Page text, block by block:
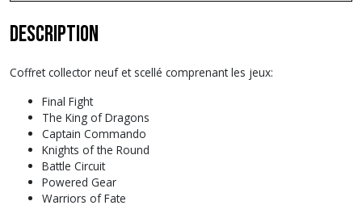
Description
Coffret collector neuf et scellé comprenant les jeux:
Final Fight
The King of Dragons
Captain Commando
Knights of the Round
Battle Circuit
Powered Gear
Warriors of Fate